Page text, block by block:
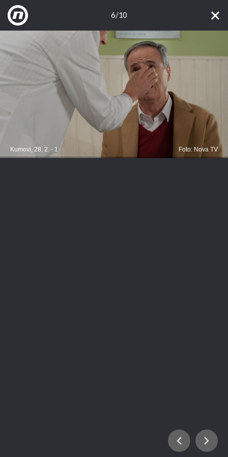
6/10
Kumovi, 28. 2. - 1 Foto: Nova TV